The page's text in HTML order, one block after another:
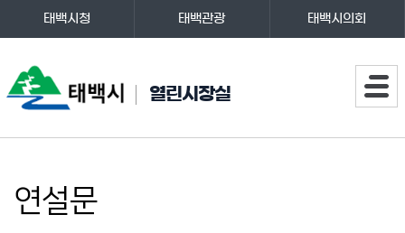
열린시장실
태백시청 태백관광 태백시의회
연설문